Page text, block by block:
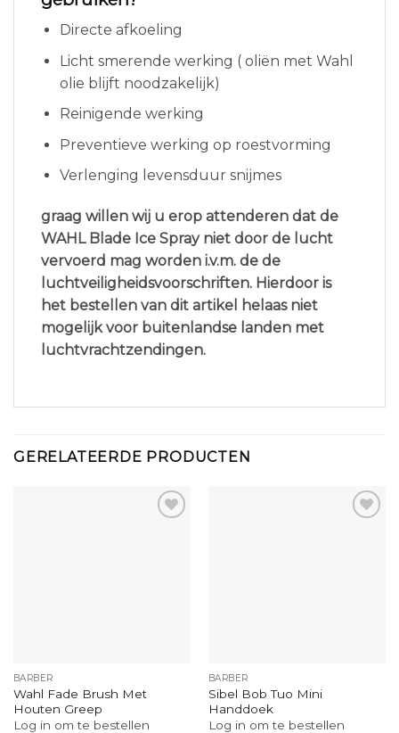
Directe afkoeling
Licht smerende werking ( oliën met Wahl
olie blijft noodzakelijk)
Reinigende werking
Preventieve werking op roestvorming
Verlenging levensduur snijmes
graag willen wij u erop attenderen dat de
WAHL Blade Ice Spray niet door de lucht
vervoerd mag worden i.v.m. de de
luchtveiligheidsvoorschriften. Hierdoor is
het bestellen van dit artikel helaas niet
mogelijk voor buitenlandse landen met
luchtvrachtzendingen.
GERELATEERDE PRODUCTEN
BARBER
Wahl Fade Brush Met
Houten Greep
Log in om te bestellen
BARBER
Sibel Bob Tuo Mini
Handdoek
Log in om te bestellen